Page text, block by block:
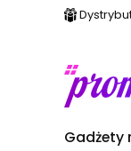
Gadżety